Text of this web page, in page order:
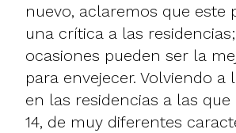
nuevo, aclaremos que este
una crítica a las
ocasiones pueden ser la
para envejecer. Volviendo a
en las residencias a las que
14, de muy diferentes